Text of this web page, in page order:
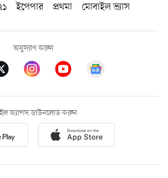
ইপেপার প্রথমা মোবাইল ভ্যাস
অনুসরণ করুন
অ্যাপস ডাউনলোড করুন